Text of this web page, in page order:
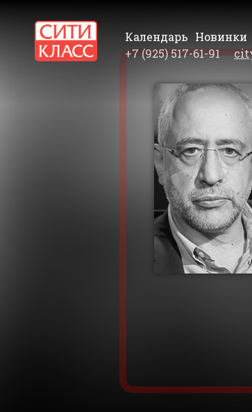
Календарь Новинки
+7 (925) 517-61-91